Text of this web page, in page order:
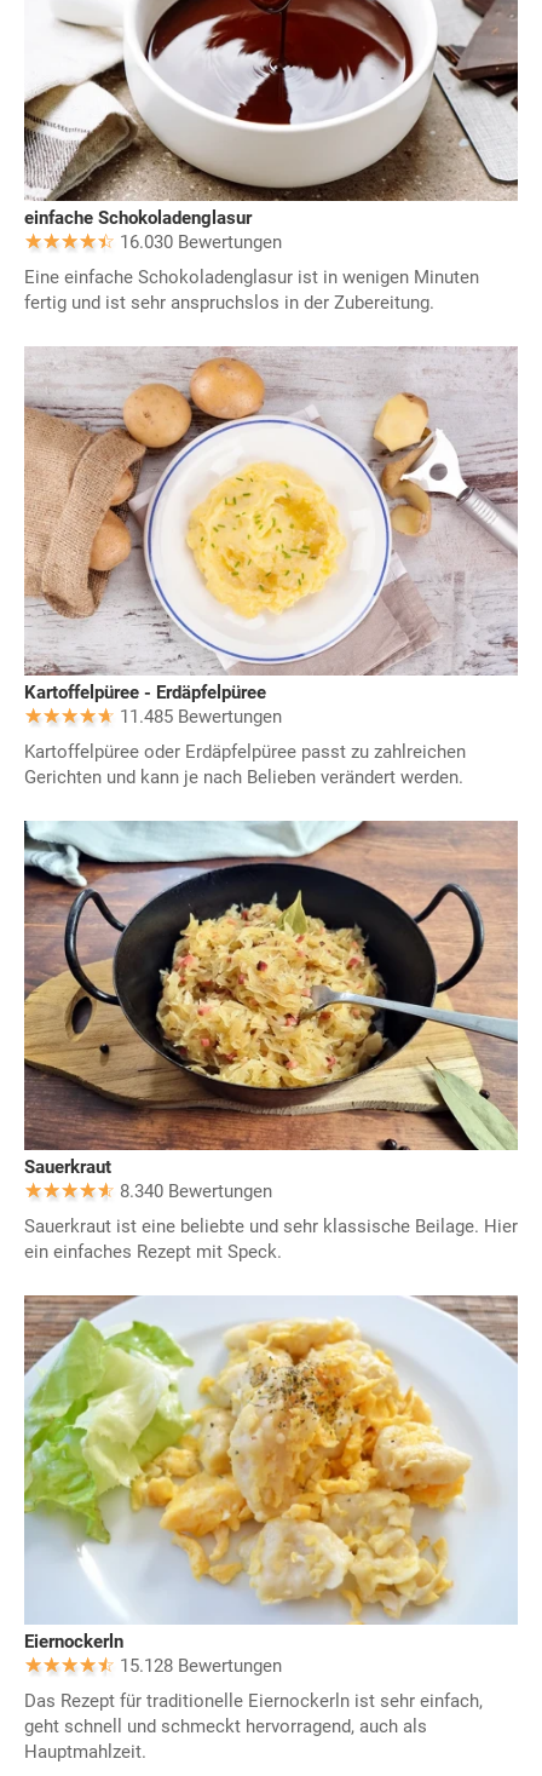
einfache Schokoladenglasur
16.030 Bewertungen
Eine einfache Schokoladenglasur ist in wenigen Minuten
fertig und ist sehr anspruchslos in der Zubereitung.
Kartoffelpüree - Erdäpfelpüree
11.485 Bewertungen
Kartoffelpüree oder Erdäpfelpüree passt zu zahlreichen
Gerichten und kann je nach Belieben verändert werden.
Sauerkraut
8.340 Bewertungen
Sauerkraut ist eine beliebte und sehr klassische Beilage. Hier
ein einfaches Rezept mit Speck.
Eiernockerln
15.128 Bewertungen
Das Rezept für traditionelle Eiernockerln ist sehr einfach,
geht schnell und schmeckt hervorragend, auch als
Hauptmahlzeit.